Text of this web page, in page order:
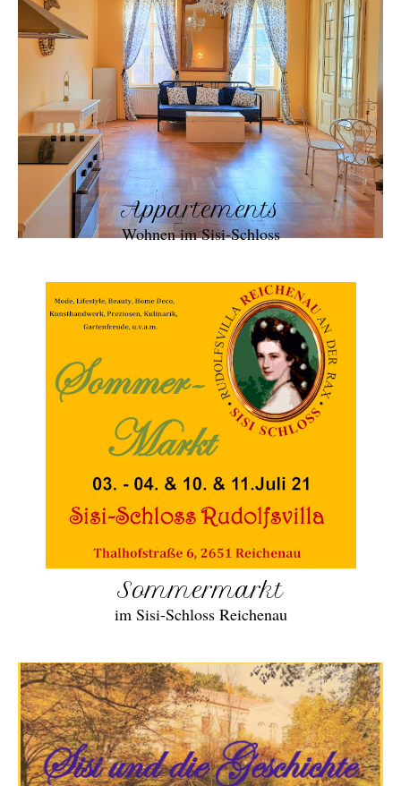
Appartements
Wohnen im Sisi-Schloss
Sommermarkt
im Sisi-Schloss Reichenau